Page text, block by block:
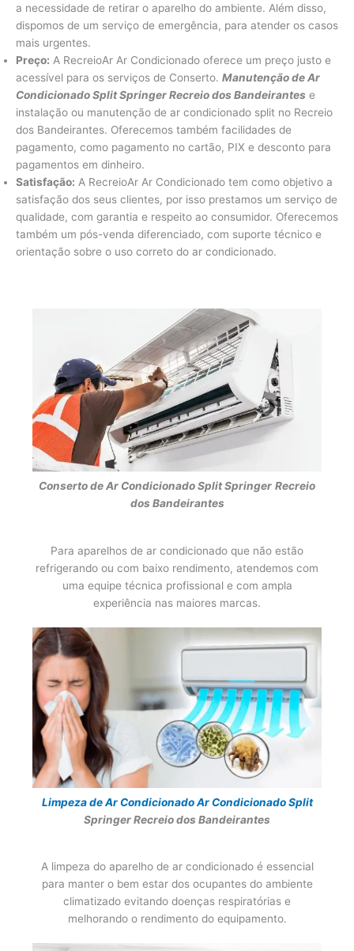
a necessidade de retirar o aparelho do ambiente. Além disso,
dispomos de um serviço de emergência, para atender os casos
mais urgentes.
Preço: A RecreioAr Ar Condicionado oferece um preço justo e
acessível para os serviços de Conserto. Manutençãode Ar
Condicionado Split Springer Recreio dos Bandeirantes e
instalação ou manutenção de ar condicionado split no Recreio
dos Bandeirantes. Oferecemos também facilidades de
pagamento, como pagamento no cartão, PIX e desconto para
pagamentos em dinheiro.
Satisfação: A RecreioAr Ar Condicionado tem como objetivo a
satisfação dos seus clientes, por isso prestamos um serviço de
qualidade, com garantia e respeito ao consumidor. Oferecemos
também um pós-venda diferenciado, com suporte técnico e
orientação sobre o uso correto do ar condicionado.
Conserto de Ar Condicionado Split Springer Recreio
dos Bandeirantes
Para aparelhos de ar condicionado que não estão
refrigerando ou com baixo rendimento, atendemos com
uma equipe técnica profissional e com ampla
experiência nas maiores marcas.
Limpeza de Ar CondicionadoAr Condicionado Split
Springer Recreio dos Bandeirantes
A limpeza do aparelho de ar condicionado é essencial
para manter o bem estar dos ocupantes do ambiente
climatizado evitando doenças respiratórias e
melhorando o rendimento do equipamento.